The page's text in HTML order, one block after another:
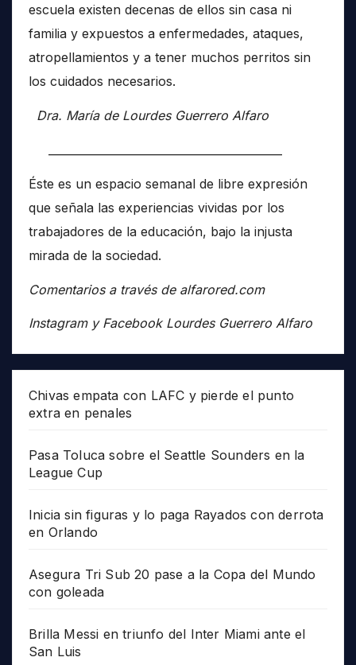
escuela existen decenas de ellos sin casa ni
familia y expuestos a enfermedades, ataques,
atropellamientos y a tener muchos perritos sin
los cuidados necesarios.
Dra. María de Lourdes Guerrero Alfaro
Éste es un espacio semanal de libre expresión
que señala las experiencias vividas por los
trabajadores de la educación, bajo la injusta
mirada de la sociedad.
Comentarios a través de alfarored.com
Instagram y Facebook Lourdes Guerrero Alfaro
Chivas empata con LAFC y pierde el punto
extra en penales
Pasa Toluca sobre el Seattle Sounders en la
League Cup
Inicia sin figuras y lo paga Rayados con derrota
en Orlando
Asegura Tri Sub 20 pase a la Copa del Mundo
con goleada
Brilla Messi en triunfo del Inter Miami ante el
San Luis